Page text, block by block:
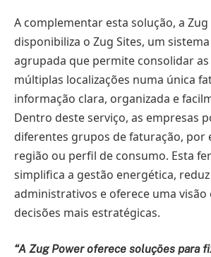
A complementar esta solução, a
disponibiliza o Zug Sites, um
agrupada que permite consolidar
múltiplas localizações numa única
informação clara, organizada e
Dentro deste serviço, as empresas
diferentes grupos de faturação, por
região ou perfil de consumo. Esta
simplifica a gestão energética,
administrativos e oferece uma visão
decisões mais estratégicas.
“A Zug Power oferece soluções para